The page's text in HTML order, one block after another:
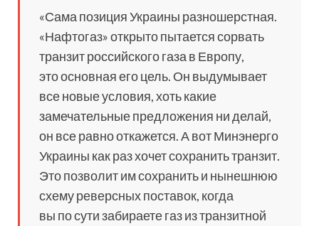
«Сама позиция Украины разношерстная.
«Нафтогаз» открыто пытается сорвать
транзит российского газа в Европу,
это основная его цель. Он выдумывает
все новые условия, хоть какие
замечательные предложения ни делай,
он все равно откажется. А вот Минэнерго
Украины как раз хочет сохранить транзит.
Это позволит им сохранить и нынешнюю
схему реверсных поставок, когда
вы по сути забираете газ из транзитной